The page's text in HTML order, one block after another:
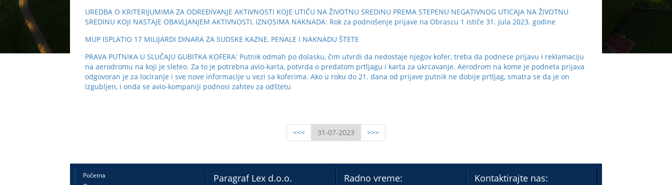
UREDBA O KRITERIJUMIMA ZA ODREĐIVANJE AKTIVNOSTI KOJE UTIČU NA ŽIVOTNU SREDINU PREMA STEPENU NEGATIVNOG UTICAJA NA ŽIVOTNU
SREDINU KOJI NASTAJE OBAVLJANJEM AKTIVNOSTI, IZNOSIMA NAKNADA: Rok za podnošenje prijave na Obrascu 1 ističe 31. jula 2023. godine
MUP ISPLATIO 17 MILIJARDI DINARA ZA SUDSKE KAZNE, PENALE I NAKNADU ŠTETE
PRAVA PUTNIKA U SLUČAJU GUBITKA KOFERA: Putnik odmah po dolasku, čim utvrdi da nedostaje njegov kofer, treba da podnese prijavu i reklamaciju
na aerodromu na koji je sleteo. Za to je potrebna avio-karta, potvrda o predatom prtljagu i karta za ukrcavanje. Aerodrom na kome je podneta prijava
odgovoran je za lociranje i sve nove informacije u vezi sa koferima. Ako u roku do 21. dana od prijave putnik ne dobije prtljag, smatra se da je on
izgubljen, i onda se avio-kompaniji podnosi zahtev za odštetu
<<< 31-07-2023 >>>
Početna
Paragraf Lex d.o.o. Radno vreme: Kontaktirajte nas: